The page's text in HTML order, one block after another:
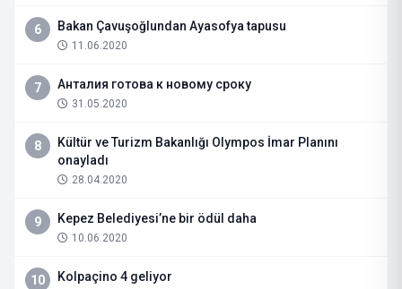
6 Bakan Çavuşoğlundan Ayasofya tapusu
11.06.2020
7 Анталия готова к новому сроку
31.05.2020
8
Kültür ve Turizm Bakanlığı Olympos İmar Planını
onayladı
28.04.2020
9 Kepez Belediyesi’ne bir ödül daha
10.06.2020
10 Kolpaçino 4 geliyor